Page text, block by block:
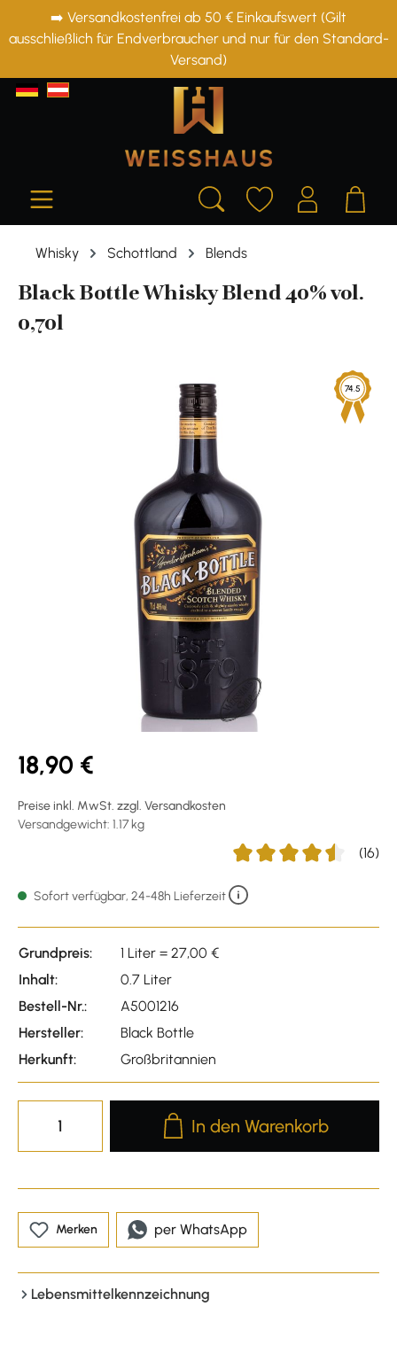
springen
➡️ Versandkostenfrei ab 50 € Einkaufswert (Gilt
ausschließlich für Endverbraucher und nur für den Standard-
Versand)
Whisky Schottland Blends
Black Bottle Whisky Blend 40% vol.
0,70l
Bildergalerie überspringen
74.5
18,90 €
Preise inkl. MwSt. zzgl. Versandkosten
Versandgewicht: 1.17 kg
(16)
Sofort verfügbar, 24-48h Lieferzeit
Grundpreis:
1 Liter = 27,00 €
Inhalt:
0.7 Liter
Bestell-Nr.:
A5001216
Hersteller:
Black Bottle
Herkunft:
Großbritannien
Produkt Anzahl: Gib den
In den Warenkorb
Merken per WhatsApp
Lebensmittelkennzeichnung